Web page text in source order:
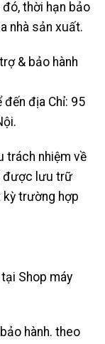
thời hạn bảo
nhà sản xuất.
& bảo hành
địa Chỉ: 95
trách nhiệm về
được lưu trữ
trường hợp
Shop máy
hành. theo